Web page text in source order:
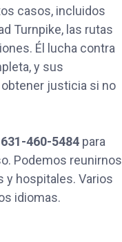
casos, incluidos
Turnpike, las rutas
Él lucha contra
y sus
justicia si no
631-460-5484 para
Podemos reunirnos
y hospitales. Varios
idiomas.